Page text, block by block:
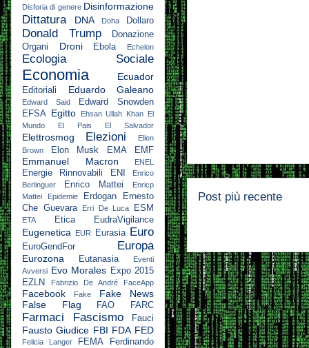
Post più recente
Disforia di genere Disinformazione
Dittatura DNA Doha Dollaro
Donald Trump
Donazione
Organi
Droni Ebola Echelon
Ecologia Sociale
Economia Ecuador
Editoriali Eduardo Galeano
Edward Said
Edward Snowden
EFSA Egitto Ehsan Ullah Khan El
Mundo
El Pais El Salvador
Elettrosmog Elezioni
Ellen
Brown
Elon Musk EMA EMF
Emmanuel Macron ENEL
Energie Rinnovabili ENI
Enrico
Berlinguer
Enrico Mattei
Enricp
Mattei
Epidemie Erdogan
Ernesto
Che Guevara
Erri De Luca ESM
ETA Etica EudraVigilance
Eugenetica EUR Eurasia Euro
EuroGendFor Europa
Eurozona Eutanasia
Eventi
Avversi Evo Morales Expo 2015
EZLN
Fabrizio De André FaceApp
Facebook Fake
Fake News
False Flag
FAO FARC
Farmaci Fascismo Fauci
Fausto Giudice FBI FDA FED
Felicia Langer FEMA
Ferdinando